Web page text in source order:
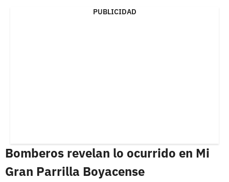
PUBLICIDAD
Bomberos revelan lo ocurrido en Mi
Gran Parrilla Boyacense